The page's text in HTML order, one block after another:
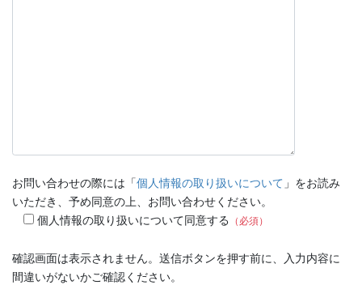
お問い合わせの際には「個人情報の取り扱いについて 」をお読み
いただき、予め同意の上、お問い合わせください。
個人情報の取り扱いについて同意する
（必須）
確認画面は表示されません。送信ボタンを押す前に、入力内容に
間違いがないかご確認ください。